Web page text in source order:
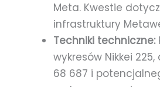
Meta. Kwestie
infrastruktury
Techniki techniczne:
wykresów Nikkei
68 687 i